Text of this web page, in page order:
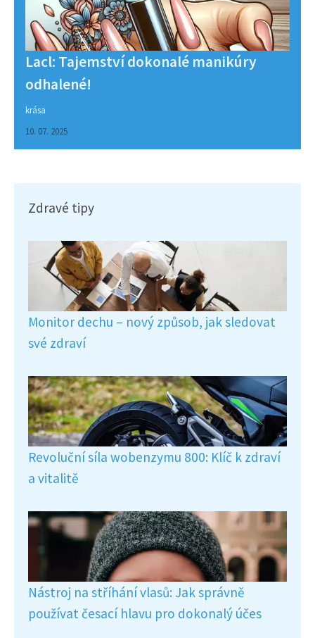
Lacl: Tajemství dokonalé manikúry
odhalené!
krása
10. 07. 2025
Zdravé tipy
Monitor dechu – nový způsob, jak sledovat
své zdraví
Revoluční síla wobenzymu 800: Klíč k zdraví
a vitalitě
Nástroj na stříhání vlasů: Jak správně
používat česací hlavu pro dokonalý účes